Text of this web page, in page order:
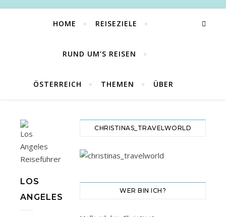
HOME REISEZIELE
RUND UM’S REISEN
ÖSTERREICH THEMEN ÜBER
LOS
ANGELES
CHRISTINAS_TRAVELWORLD
WER BIN ICH?